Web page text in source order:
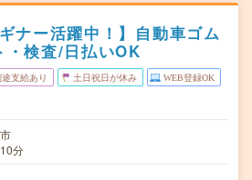
ナー活躍中！】自動車ゴム
・検査/日払いOK
支給あり 土日祝日が休み WEB登録OK
分